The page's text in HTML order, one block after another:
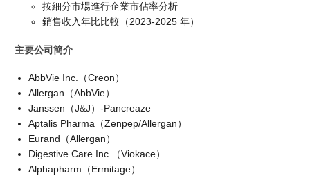
按細分市場進行企業市佔率分析
銷售收入年比比較（2023-2025 年）
主要公司簡介
AbbVie Inc.（Creon）
Allergan（AbbVie）
Janssen（J&J）-Pancreaze
Aptalis Pharma（Zenpep/Allergan）
Eurand（Allergan）
Digestive Care Inc.（Viokace）
Alphapharm（Ermitage）